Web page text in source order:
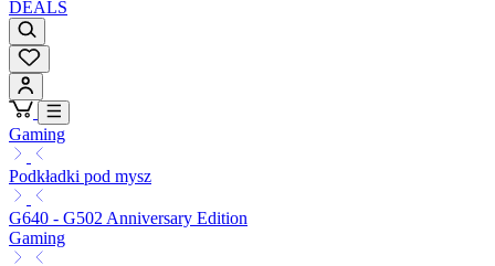
DEALS
Gaming
Podkładki pod mysz
G640 - G502 Anniversary Edition
Gaming